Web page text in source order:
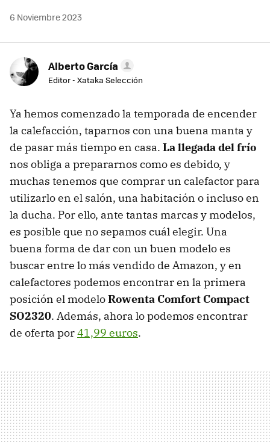
6 Noviembre 2023
Alberto García
Editor - Xataka Selección
Ya hemos comenzado la temporada de encender
la calefacción, taparnos con una buena manta y
de pasar más tiempo en casa. La llegada del frío
nos obliga a prepararnos como es debido, y
muchas tenemos que comprar un calefactor para
utilizarlo en el salón, una habitación o incluso en
la ducha. Por ello, ante tantas marcas y modelos,
es posible que no sepamos cuál elegir. Una
buena forma de dar con un buen modelo es
buscar entre lo más vendido de Amazon, y en
calefactores podemos encontrar en la primera
posición el modeloRowenta Comfort Compact
SO2320. Además, ahora lo podemos encontrar
de oferta por41,99 euros.